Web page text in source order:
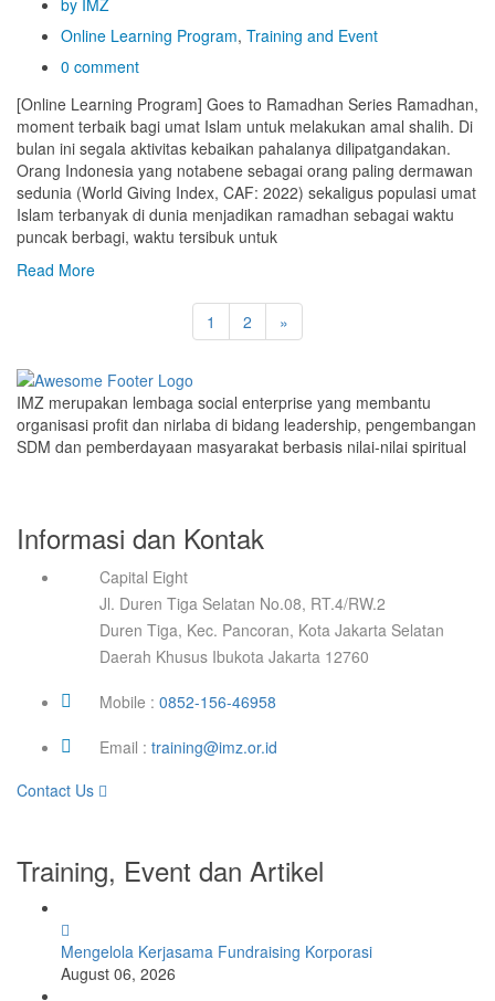
by IMZ
Online Learning Program, Training and Event
0 comment
[Online Learning Program] Goes to Ramadhan Series Ramadhan,
moment terbaik bagi umat Islam untuk melakukan amal shalih. Di
bulan ini segala aktivitas kebaikan pahalanya dilipatgandakan.
Orang Indonesia yang notabene sebagai orang paling dermawan
sedunia (World Giving Index, CAF: 2022) sekaligus populasi umat
Islam terbanyak di dunia menjadikan ramadhan sebagai waktu
puncak berbagi, waktu tersibuk untuk
Read More
1 2 »
IMZ merupakan lembaga social enterprise yang membantu
organisasi profit dan nirlaba di bidang leadership, pengembangan
SDM dan pemberdayaan masyarakat berbasis nilai-nilai spiritual
Informasi dan Kontak
Capital Eight
Jl. Duren Tiga Selatan No.08, RT.4/RW.2
Duren Tiga, Kec. Pancoran, Kota Jakarta Selatan
Daerah Khusus Ibukota Jakarta 12760
Mobile : 0852-156-46958
Email : training@imz.or.id
Contact Us
Training, Event dan Artikel
Mengelola Kerjasama Fundraising Korporasi
August 06, 2026